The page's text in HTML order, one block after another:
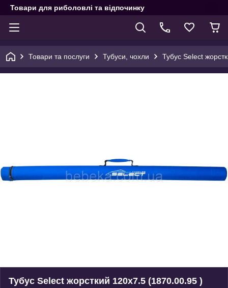
Товари для риболовлі та відпочинку
Товари та послуги Тубуси, чохли Тубус Select
Тубус Select жорсткий 120х7.5 (1870.00.95 )